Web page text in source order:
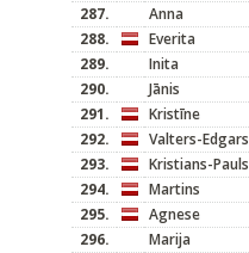
287.
Anna
288.
Everita
289.
Inita
290.
Jānis
291.
Kristīne
292.
Valters-Edgars
293.
Kristians-Pauls
294.
Martins
295.
Agnese
296.
Marija